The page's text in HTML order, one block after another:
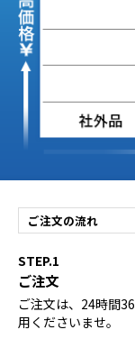
ご注文の流れ
STEP.1
ご注文
ご注文は、24時間
用くださいませ。